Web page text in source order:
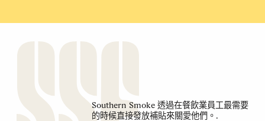
Southern Smoke 透過在餐飲業員工最需要
的時候直接發放補貼來關愛他們。.